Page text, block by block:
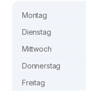
Montag
Dienstag
Mittwoch
Donnerstag
Freitag